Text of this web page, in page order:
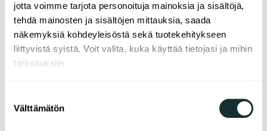
jotta voimme tarjota personoituja mainoksia ja sisältöjä,
tehdä mainosten ja sisältöjen mittauksia, saada
näkemyksiä kohdeyleisöstä sekä tuotekehitykseen
liittyvistä syistä. Voit valita, kuka käyttää tietojasi ja mihin
tarkoituksiin.
Kerätä tietoja maantieteellisestä sijainnistasi,
valinta
Välttämätön
Tagit
Puurakentaminen Rakenteilla
Hiilijalanjälki
Kehityshanke
Helsingin Kuninkaantammen Taidemaalarinkatu
30 % pienemmäksi kuin vierekkäiselle tontille